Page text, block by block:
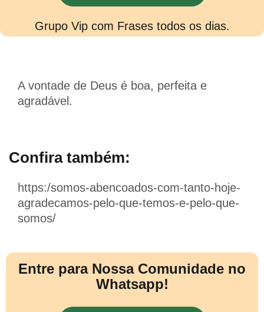
Grupo Vip com Frases todos os dias.
A vontade de Deus é boa, perfeita e
agradável.
Confira também:
https:/somos-abencoados-com-tanto-hoje-
agradecamos-pelo-que-temos-e-pelo-que-
somos/
Entre para Nossa Comunidade no
Whatsapp!